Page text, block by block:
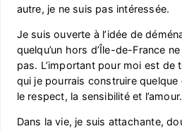
autre, je ne suis pas intéressée.
Je suis ouverte à l’idée de
quelqu’un hors d’Île-de-France
pas. L’important pour moi est de
qui je pourrais construire
le respect, la sensibilité et l’amour.
Dans la vie, je suis attachante,